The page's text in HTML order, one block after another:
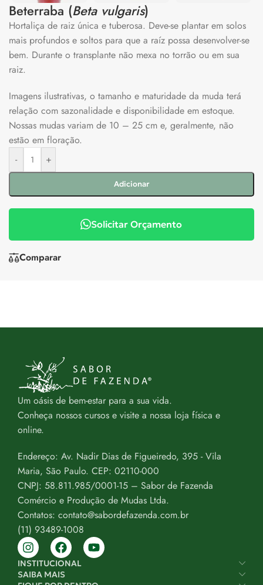
Beterraba (Beta vulgaris)
Hortaliça de raiz única e tuberosa. Deve-se plantar em solos
mais profundos e soltos para que a raíz possa desenvolver-se
bem. Durante o transplante não mexa no torrão ou em sua
raiz.
Imagens ilustrativas, o tamanho e maturidade da muda terá
relação com sazonalidade e disponibilidade em estoque.
Nossas mudas variam de 10 – 25 cm e, geralmente, não
estão em floração.
-
+
Adicionar
Solicitar Orçamento
Comparar
Um oásis de bem-estar para a sua vida.
Conheça nossos cursos e visite a nossa loja física e
online.
Endereço: Av. Nadir Dias de Figueiredo, 395 - Vila
Maria, São Paulo. CEP: 02110-000
CNPJ: 58.811.985/0001-15 – Sabor de Fazenda
Comércio e Produção de Mudas Ltda.
Contatos: contato@sabordefazenda.com.br
(11) 93489-1008
INSTITUCIONAL
SAIBA MAIS